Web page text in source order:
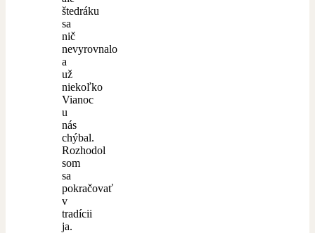
štedráku
sa
nič
nevyrovnalo
a
už
niekoľko
Vianoc
u
nás
chýbal.
Rozhodol
som
sa
pokračovať
v
tradícii
ja.